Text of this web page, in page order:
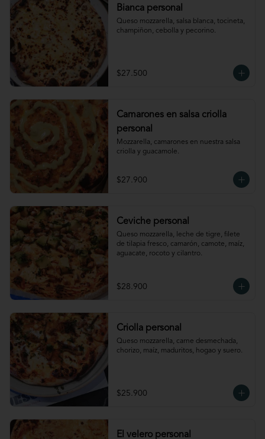
Bianca personal
Queso mozzarella, salsa blanca, tocineta,
champiñon, cebolla y pecorino.
$27.500
Camarones en salsa criolla
personal
Mozzarella, camarones en nuestra salsa
criolla y guacamole.
$27.900
Ceviche personal
Queso mozzarella, leche de tigre, filete
de tilapia fresco, camarón, camote, maíz,
aguacate, rocoto y cilantro.
$28.900
Criolla personal
Queso mozzarella, carne desmechada,
chorizo, maíz, maduritos, hogao y suero.
$25.900
El velero personal